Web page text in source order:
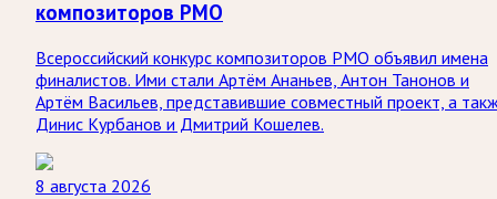
композиторов РМО
Всероссийский конкурс композиторов РМО объявил имена
финалистов. Ими стали Артём Ананьев, Антон Танонов и
Артём Васильев, представившие совместный проект, а
Динис Курбанов и Дмитрий Кошелев.
8 августа 2026